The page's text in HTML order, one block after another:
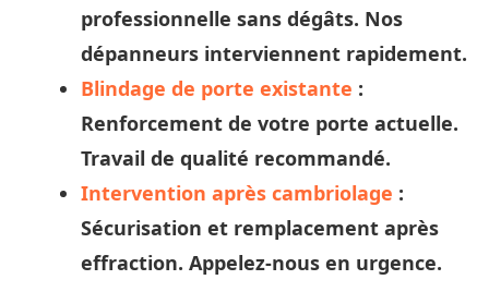
professionnelle sans dégâts. Nos
dépanneurs interviennent rapidement.
Blindage de porte existante :
Renforcement de votre porte actuelle.
Travail de qualité recommandé.
Intervention après cambriolage :
Sécurisation et remplacement après
effraction. Appelez-nous en urgence.